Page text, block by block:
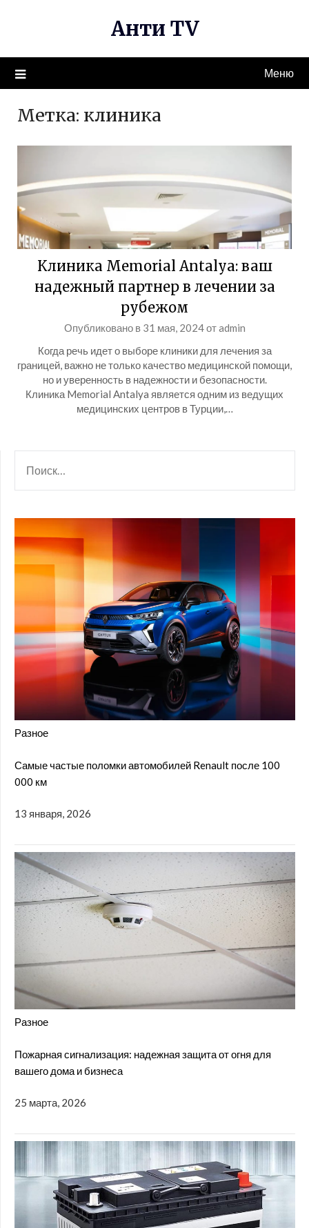
Анти TV
Меню
Метка: клиника
Клиника Memorial Antalya: ваш
надежный партнер в лечении за
рубежом
Опубликовано в 31 мая, 2024отadmin
Когда речь идет о выборе клиники для лечения за
границей, важно не только качество медицинской помощи,
но и уверенность в надежности и безопасности.
Клиника Memorial Antalya является одним из ведущих
медицинских центров в Турции,…
Разное
Самые частые поломки автомобилей Renault после 100
000 км
13 января, 2026
Разное
Пожарная сигнализация: надежная защита от огня для
вашего дома и бизнеса
25 марта, 2026